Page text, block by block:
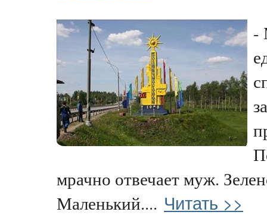
-
мрачно отвечает муж.
Маленький.... Читать >>